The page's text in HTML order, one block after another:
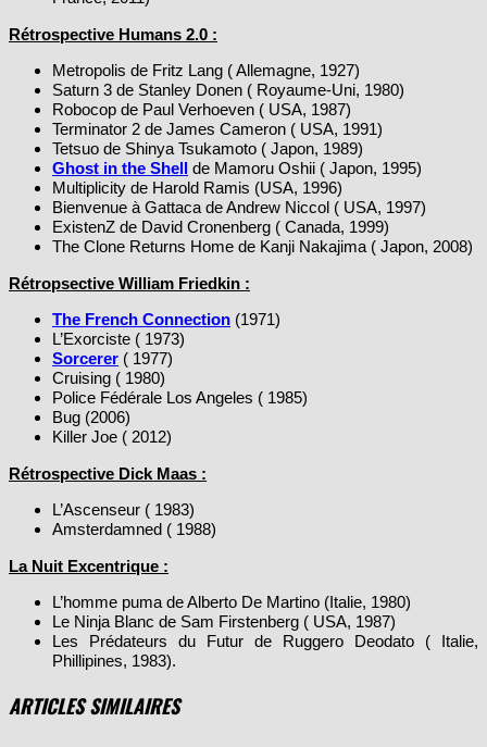
Rétrospective Humans 2.0 :
Metropolis de Fritz Lang ( Allemagne, 1927)
Saturn 3 de Stanley Donen ( Royaume-Uni, 1980)
Robocop de Paul Verhoeven ( USA, 1987)
Terminator 2 de James Cameron ( USA, 1991)
Tetsuo de Shinya Tsukamoto ( Japon, 1989)
Ghost in the Shellde Mamoru Oshii ( Japon, 1995)
Multiplicity de Harold Ramis (USA, 1996)
Bienvenue à Gattaca de Andrew Niccol ( USA, 1997)
ExistenZ de David Cronenberg ( Canada, 1999)
The Clone Returns Home de Kanji Nakajima ( Japon, 2008)
The French Connection(1971)
L’Exorciste ( 1973)
Sorcerer( 1977)
Cruising ( 1980)
Police Fédérale Los Angeles ( 1985)
Bug (2006)
Killer Joe ( 2012)
Rétrospective Dick Maas :
L’Ascenseur ( 1983)
Amsterdamned ( 1988)
L’homme puma de Alberto De Martino (Italie, 1980)
Le Ninja Blanc de Sam Firstenberg ( USA, 1987)
Les Prédateurs du Futur de Ruggero Deodato ( Italie,
Phillipines, 1983).